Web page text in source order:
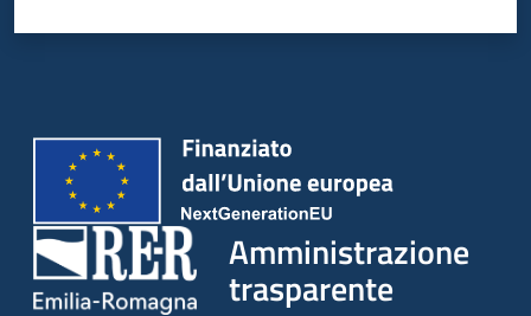
Amministrazione
trasparente